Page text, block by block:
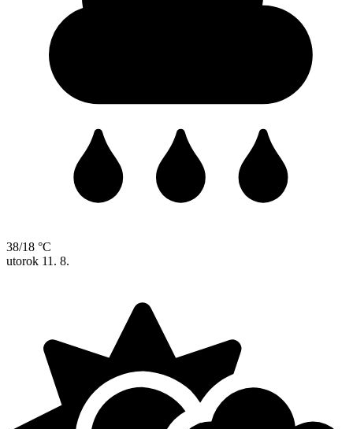
38/18 °C
utorok 11. 8.